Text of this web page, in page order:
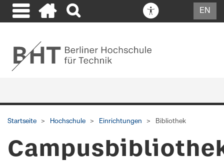
EN
Startseite Hochschule Einrichtungen Bibliothek